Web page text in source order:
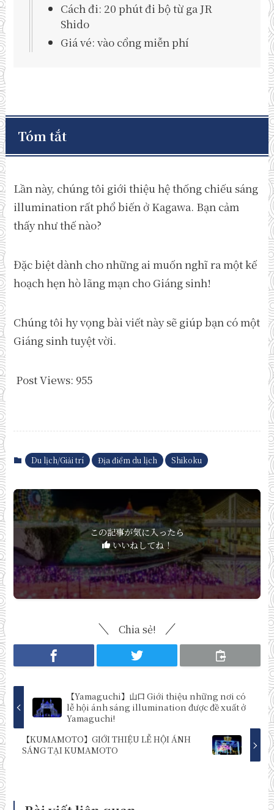
Cách đi: 20 phút đi bộ từ ga JR
Shido
Giá vé: vào cổng miễn phí
Tóm tắt
Lần này, chúng tôi giới thiệu hệ thống chiếu sáng
illumination rất phổ biến ở Kagawa. Bạn cảm
thấy như thế nào?
Đặc biệt dành cho những ai muốn nghĩ ra một kế
hoạch hẹn hò lãng mạn cho Giáng sinh!
Chúng tôi hy vọng bài viết này sẽ giúp bạn có một
Giáng sinh tuyệt vời.
Post Views: 955
Du lịch/Giải trí Địa điểm du lịch Shikoku
この記事が気に入ったら
いいねしてね！
Chia sẻ!
【Yamaguchi】山口 Giới thiệu những nơi có
lễ hội ánh sáng illumination được đề xuất ở
Yamaguchi!
【KUMAMOTO】GIỚI THIỆU LỄ HỘI ÁNH
SÁNG TẠI KUMAMOTO